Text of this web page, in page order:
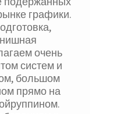
графики.
очень
систем и
большом
прямо на